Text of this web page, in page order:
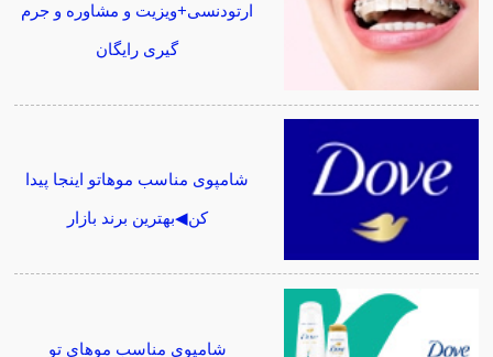
ارتودنسی+ویزیت و مشاوره و جرم
گیری رایگان
شامپوی مناسب موهاتو اینجا پیدا
کن◀بهترین برند بازار
شامپوی مناسب موهای تو